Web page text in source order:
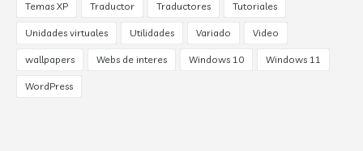
Temas XP Traductor Traductores Tutoriales
Unidades virtuales Utilidades Variado Video
wallpapers Webs de interes Windows 10 Windows 11
WordPress